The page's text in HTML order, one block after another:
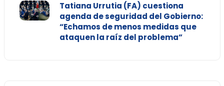
Tatiana Urrutia (FA) cuestiona
agenda de seguridad del Gobierno:
“Echamos de menos medidas que
ataquen la raíz del problema”